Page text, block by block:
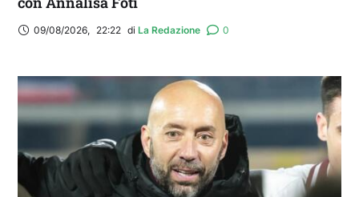
09/08/2026, 22:22 di La Redazione 0